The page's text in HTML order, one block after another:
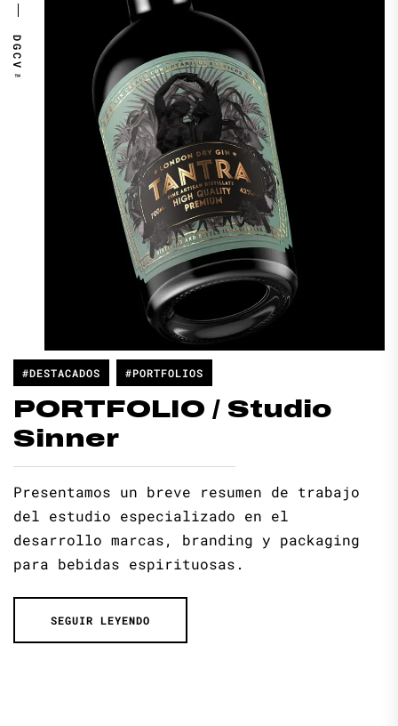
DGCV™
#DESTACADOS #PORTFOLIOS
PORTFOLIO / Studio
Sinner
Presentamos un breve resumen de trabajo
del estudio especializado en el
desarrollo marcas, branding y packaging
para bebidas espirituosas.
SEGUIR LEYENDO